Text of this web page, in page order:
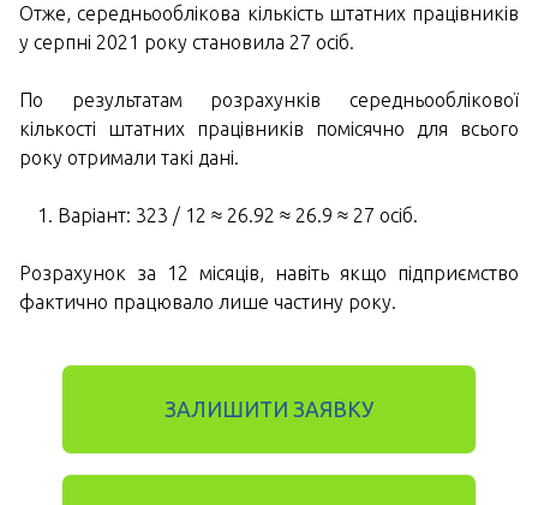
Отже, середньооблікова кількість штатних працівників
у серпні 2021 року становила 27 осіб.
По результатам розрахунків середньооблікової
кількості штатних працівників помісячно для всього
року отримали такі дані.
Варіант: 323 / 12 ≈ 26.92 ≈ 26.9 ≈ 27 осіб.
Розрахунок за 12 місяців, навіть якщо підприємство
фактично працювало лише частину року.
ЗАЛИШИТИ ЗАЯВКУ